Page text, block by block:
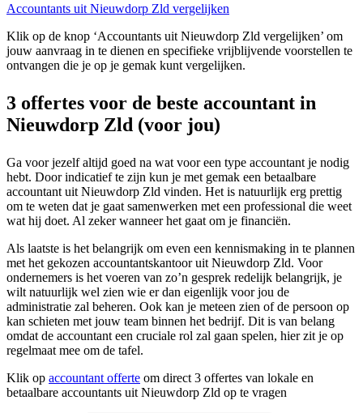
Accountants uit Nieuwdorp Zld vergelijken
Klik op de knop ‘Accountants uit Nieuwdorp Zld vergelijken’ om
jouw aanvraag in te dienen en specifieke vrijblijvende voorstellen te
ontvangen die je op je gemak kunt vergelijken.
3 offertes voor de beste accountant in
Nieuwdorp Zld (voor jou)
Ga voor jezelf altijd goed na wat voor een type accountant je nodig
hebt. Door indicatief te zijn kun je met gemak een betaalbare
accountant uit Nieuwdorp Zld vinden. Het is natuurlijk erg prettig
om te weten dat je gaat samenwerken met een professional die weet
wat hij doet. Al zeker wanneer het gaat om je financiën.
Als laatste is het belangrijk om even een kennismaking in te plannen
met het gekozen accountantskantoor uit Nieuwdorp Zld. Voor
ondernemers is het voeren van zo’n gesprek redelijk belangrijk, je
wilt natuurlijk wel zien wie er dan eigenlijk voor jou de
administratie zal beheren. Ook kan je meteen zien of de persoon op
kan schieten met jouw team binnen het bedrijf. Dit is van belang
omdat de accountant een cruciale rol zal gaan spelen, hier zit je op
regelmaat mee om de tafel.
Klik op accountant offerte om direct 3 offertes van lokale en
betaalbare accountants uit Nieuwdorp Zld op te vragen